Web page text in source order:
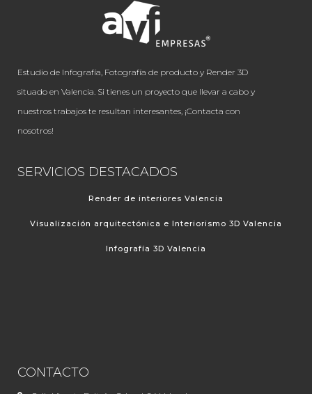
Estudio de Infografía, Fotografía de producto y Render 3D
situado en Valencia. Si tienes un proyecto que llevar a cabo y
nuestros trabajos te resultan interesantes, ¡Contacta con
nosotros!
SERVICIOS DESTACADOS
Render de interiores Valencia
Visualización arquitectónica e Interiorismo 3D Valencia
Infografía 3D Valencia
CONTACTO